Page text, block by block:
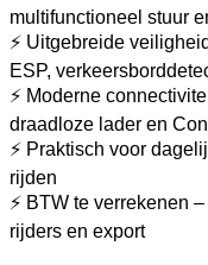
multifunctioneel stuur
⚡ Uitgebreide
ESP,
⚡ Moderne
draadloze lader en
⚡ Praktisch voor
rijden
⚡ BTW te verrekenen
rijders en export